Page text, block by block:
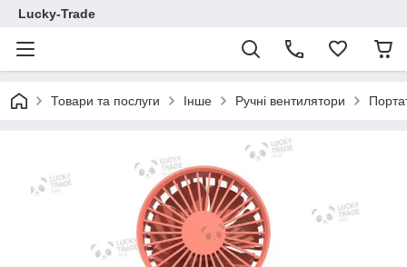
Lucky-Trade
Товари та послуги Інше Ручні вентилятори